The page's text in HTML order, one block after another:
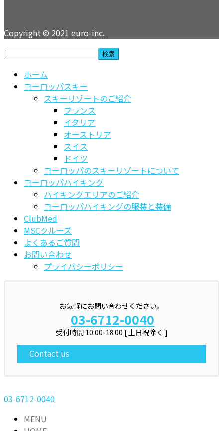
Copyright © 2021 euro-inc.
検
ホーム
ヨーロッパスキー
スキーリゾートのご紹介
フランス
イタリア
オーストリア
スイス
ドイツ
ヨーロッパのスキーリゾートについて
ヨーロッパハイキング
ハイキングエリアのご紹介
ヨーロッパハイキングの服装と装備
ClubMed
MSCクルーズ
よくあるご質問
お問い合わせ
プライバシーポリシー
お気軽にお問い合わせください。
03-6712-0040
受付時間 10:00-18:00 [ 土日祝除く ]
Contact us
03-6712-0040
MENU